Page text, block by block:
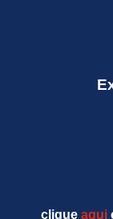
clique aqui